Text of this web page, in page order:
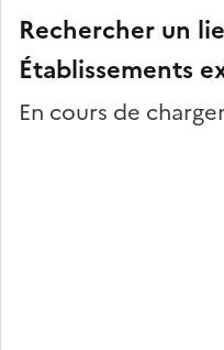
Rechercher un
Établissements
En cours de